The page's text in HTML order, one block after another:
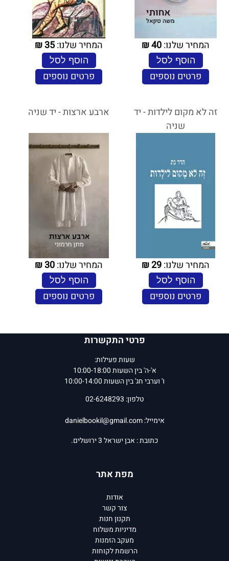
המחיר שלנו:40
₪
הוסף לסל
פרטים נוספים
המחיר שלנו:35
₪
הוסף לסל
פרטים נוספים
זה לא מקום לילדות - יד
שניה
המחיר שלנו:29
₪
הוסף לסל
פרטים נוספים
ארבע ארצות - יד שניה
המחיר שלנו:30
₪
הוסף לסל
פרטים נוספים
פרטי התקשרות
שעות פעילות:
א'-ה' בין השעות 10:00-18:00
ו' וערבי חג' בין השעות 10:00-14:00
טלפון: 02-6248293
אימייל:danielbookil@gmail.com
כתובת : אבן ישראל 3 ירושלים.
מפת אתר
אודות
צור קשר
תקנון חנות
מדיניות משלוח
מעקב הזמנות
הרשמת לקוחות